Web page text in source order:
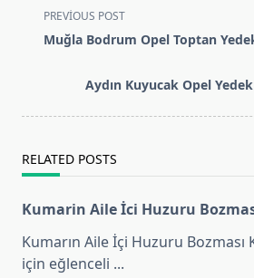
<span
class="nav-
text">Page</span>
PREVIOUS POST
Muğla Bodrum Opel Toptan
Aydın Kuyucak Opel
RELATED POSTS
Kumarin Aile İci Huzuru
Kumarın Aile İçi Huzuru
için eğlenceli ...